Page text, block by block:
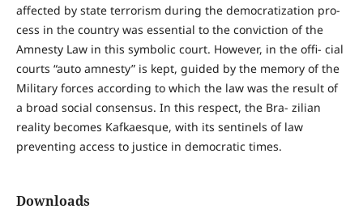
affected by state terrorism during the democratization pro-
cess in the country was essential to the conviction of the
Amnesty Law in this symbolic court. However, in the offi- cial
courts “auto amnesty” is kept, guided by the memory of the
Military forces according to which the law was the result of
a broad social consensus. In this respect, the Bra- zilian
reality becomes Kafkaesque, with its sentinels of law
preventing access to justice in democratic times.
Downloads